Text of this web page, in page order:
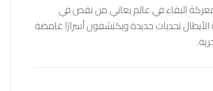
البقاء في عالم يعاني من نقص في
الأبطال تحديات جديدة ويكتشفون أسرارًا غامضة